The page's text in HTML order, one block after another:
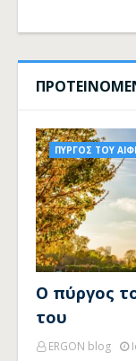
ΠΥΡΓΟΣ ΤΟΥ
Ο πύργος
του
ERGON blog